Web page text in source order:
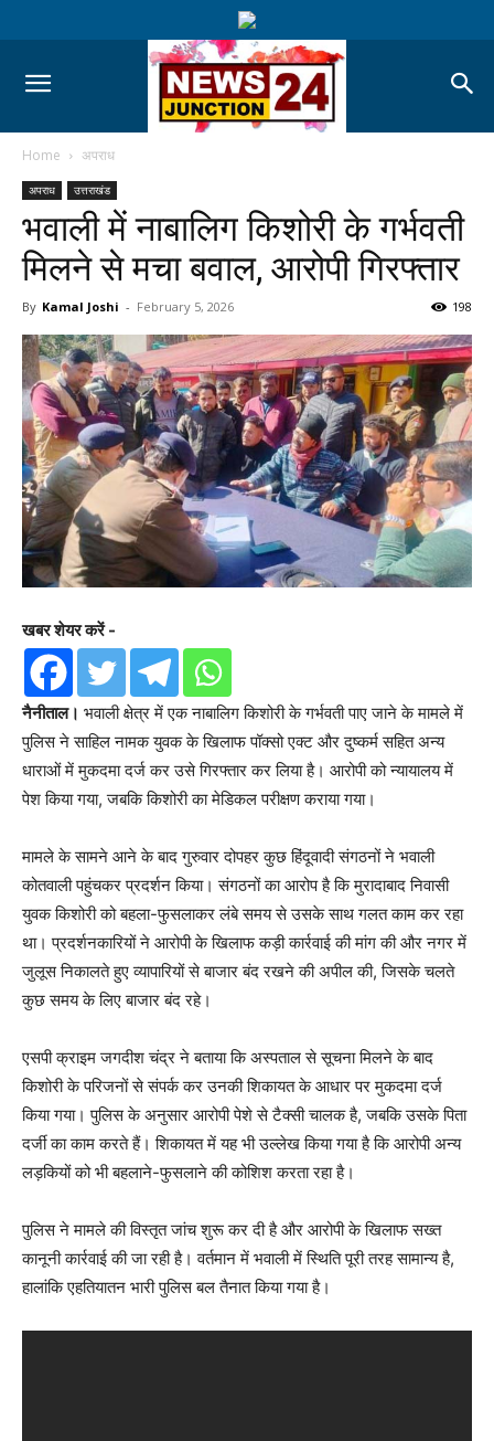
Home अपराध
अपराध उत्तराखंड
भवाली में नाबालिग किशोरी के गर्भवती
मिलने से मचा बवाल, आरोपी गिरफ्तार
By Kamal Joshi - February 5, 2026 198
खबर शेयर करें -
नैनीताल। भवाली क्षेत्र में एक नाबालिग किशोरी के गर्भवती पाए जाने के मामले में
पुलिस ने साहिल नामक युवक के खिलाफ पॉक्सो एक्ट और दुष्कर्म सहित अन्य
धाराओं में मुकदमा दर्ज कर उसे गिरफ्तार कर लिया है। आरोपी को न्यायालय में
पेश किया गया, जबकि किशोरी का मेडिकल परीक्षण कराया गया।
मामले के सामने आने के बाद गुरुवार दोपहर कुछ हिंदूवादी संगठनों ने भवाली
कोतवाली पहुंचकर प्रदर्शन किया। संगठनों का आरोप है कि मुरादाबाद निवासी
युवक किशोरी को बहला-फुसलाकर लंबे समय से उसके साथ गलत काम कर रहा
था। प्रदर्शनकारियों ने आरोपी के खिलाफ कड़ी कार्रवाई की मांग की और नगर में
जुलूस निकालते हुए व्यापारियों से बाजार बंद रखने की अपील की, जिसके चलते
कुछ समय के लिए बाजार बंद रहे।
एसपी क्राइम जगदीश चंद्र ने बताया कि अस्पताल से सूचना मिलने के बाद
किशोरी के परिजनों से संपर्क कर उनकी शिकायत के आधार पर मुकदमा दर्ज
किया गया। पुलिस के अनुसार आरोपी पेशे से टैक्सी चालक है, जबकि उसके पिता
दर्जी का काम करते हैं। शिकायत में यह भी उल्लेख किया गया है कि आरोपी अन्य
लड़कियों को भी बहलाने-फुसलाने की कोशिश करता रहा है।
पुलिस ने मामले की विस्तृत जांच शुरू कर दी है और आरोपी के खिलाफ सख्त
कानूनी कार्रवाई की जा रही है। वर्तमान में भवाली में स्थिति पूरी तरह सामान्य है,
हालांकि एहतियातन भारी पुलिस बल तैनात किया गया है।